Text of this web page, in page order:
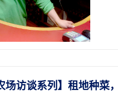
场访谈系列】租地种